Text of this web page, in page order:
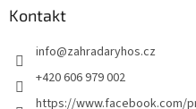
Kontakt
info@zahradaryhos.cz
+420 606 979 002
https://www.facebook.com/